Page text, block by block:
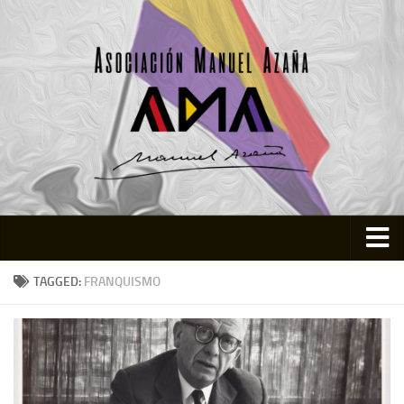
Inicio
Quienes somos
Actividades
TAGGED: FRANQUISMO